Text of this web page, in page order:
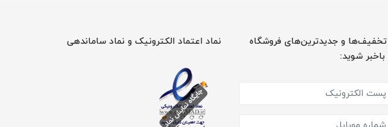
تخفیف‌ها و جدیدترین‌های فروشگاه
باخبر شوید:
نماد اعتماد الکترونیک و نماد ساماندهی